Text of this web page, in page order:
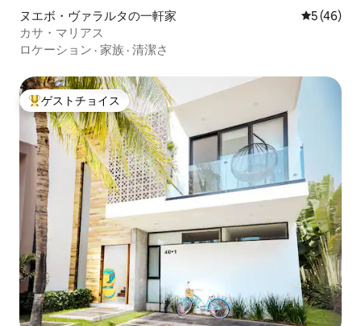
ヌエボ・ヴァラルタの一軒家 レビュー
5 (46)
カサ・マリアス
ロケーション · 家族 · 清潔さ
大好評のゲストチョイスです。
ゲストチョイス